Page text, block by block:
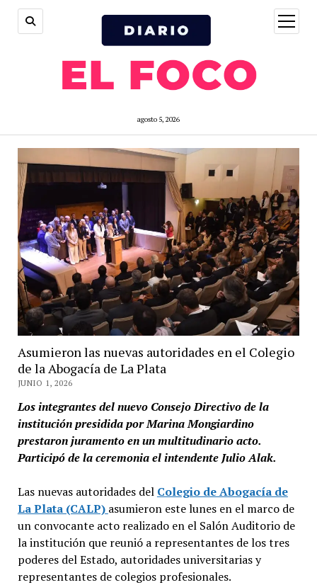
agosto 5, 2026
open
menu
Asumieron las nuevas autoridades en el Colegio
de la Abogacía de La Plata
JUNIO 1, 2026
Los integrantes del nuevo Consejo Directivo de la
institución presidida por Marina Mongiardino
prestaron juramento en un multitudinario acto.
Participó de la ceremonia el intendente Julio Alak.
Las nuevas autoridades del Colegio de Abogacía de
La Plata (CALP) asumieron este lunes en el marco de
un convocante acto realizado en el Salón Auditorio de
la institución que reunió a representantes de los tres
poderes del Estado, autoridades universitarias y
representantes de colegios profesionales.